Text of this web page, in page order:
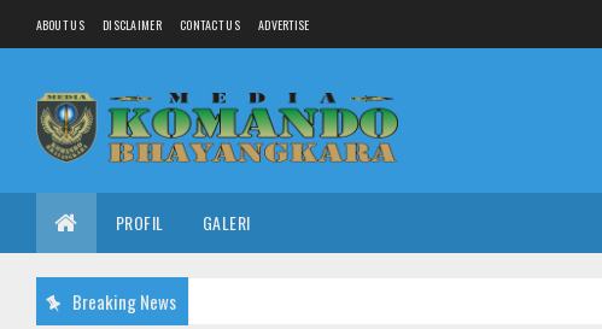
ABOUT US DISCLAIMER CONTACT US ADVERTISE
PROFIL GALERI
Breaking News